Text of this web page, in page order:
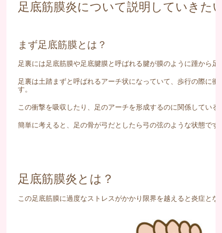
足底筋膜炎について説明していきた
まず足底筋膜とは？
足裏には足底筋膜や足底腱膜と呼ばれる腱が膜のように踵から
足裏は土踏まずと呼ばれるアーチ状になっていて、歩行の際に
す。
この衝撃を吸収したり、足のアーチを形成するのに関係している
簡単に考えると、足の骨が弓だとしたら弓の弦のような状態です
足底筋膜炎とは？
この足底筋膜に過度なストレスがかかり限界を越えると炎症と